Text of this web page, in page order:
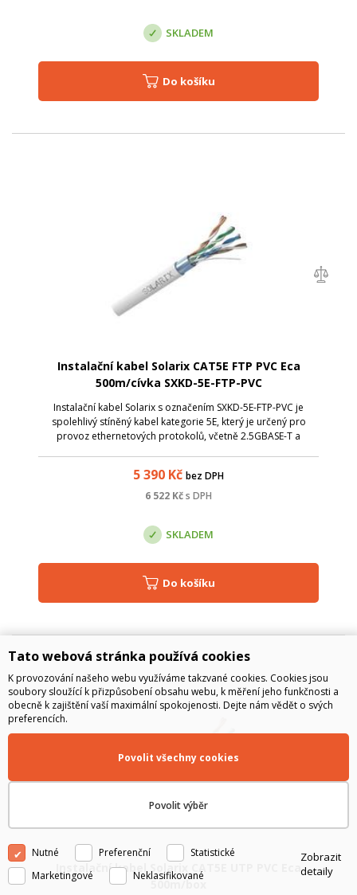
SKLADEM
Do košíku
Instalační kabel Solarix CAT5E FTP PVC Eca
500m/cívka SXKD-5E-FTP-PVC
Instalační kabel Solarix s označením SXKD-5E-FTP-PVC je
spolehlivý stíněný kabel kategorie 5E, který je určený pro
provoz ethernetových protokolů, včetně 2.5GBASE-T a
5 390 Kč bez DPH
6 522 Kčs DPH
SKLADEM
Do košíku
Instalační kabel Solarix CAT5E UTP PVC Eca
500m/box
Tato webová stránka používá cookies
K provozování našeho webu využíváme takzvané cookies. Cookies jsou
soubory sloužící k přizpůsobení obsahu webu, k měření jeho funkčnosti a
obecně k zajištění vaší maximální spokojenosti. Dejte nám vědět o svých
preferencích.
Povolit výběr
Povolit všechny cookies
Nutné Preferenční
Statistické
Marketingové
Neklasifikované
Zobrazit
detaily